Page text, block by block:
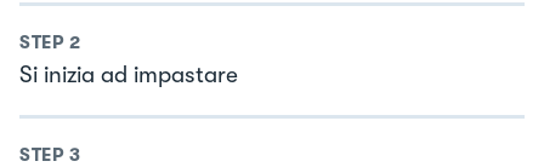
STEP 2
Si inizia ad impastare
STEP 3